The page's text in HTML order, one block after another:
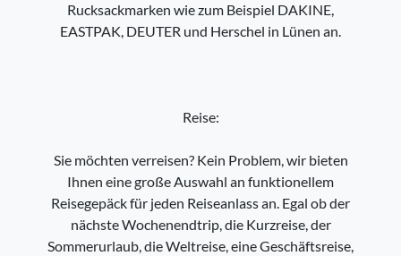
Rucksackmarken wie zum Beispiel DAKINE,
EASTPAK, DEUTER und Herschel in Lünen an.
Reise:
Sie möchten verreisen? Kein Problem, wir bieten
Ihnen eine große Auswahl an funktionellem
Reisegepäck für jeden Reiseanlass an. Egal ob der
nächste Wochenendtrip, die Kurzreise, der
Sommerurlaub, die Weltreise, eine Geschäftsreise,